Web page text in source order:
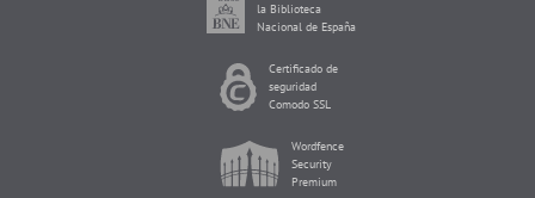
la Biblioteca
Nacional de España
Certificado de
seguridad
Comodo SSL
Wordfence
Security
Premium